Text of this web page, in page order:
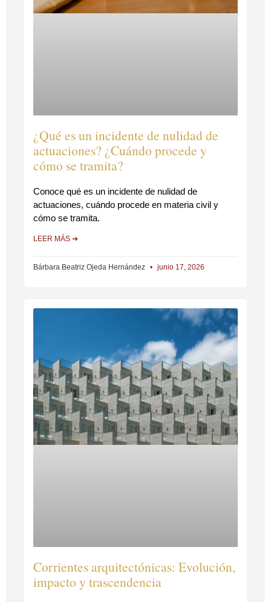
¿Qué es un incidente de nulidad de
actuaciones? ¿Cuándo procede y
cómo se tramita?
Conoce qué es un incidente de nulidad de
actuaciones, cuándo procede en materia civil y
cómo se tramita.
LEER MÁS ➔
Bárbara Beatriz Ojeda Hernández junio 17, 2026
Corrientes arquitectónicas: Evolución,
impacto y trascendencia